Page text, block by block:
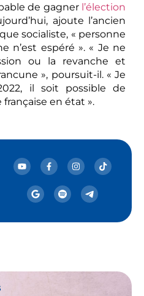
de gagner l’élection
ajoute l’ancien
socialiste, « personne
n’est espéré ». « Je ne
ou la revanche et
», poursuit-il. « Je
il soit possible de
en état ».